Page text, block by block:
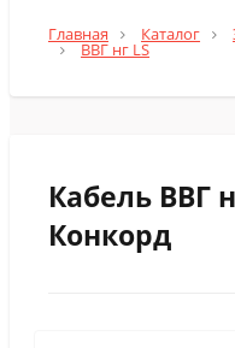
Главная Каталог
ВВГ нг LS
Кабель ВВГ
Конкорд